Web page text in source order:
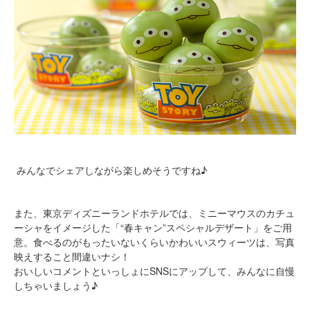
みんなでシェアしながら楽しめそうですね♪
また、東京ディズニーランドホテルでは、ミニーマウスのカチュ
ーシャをイメージした「“春キャン”スペシャルデザート」をご用
意。食べるのがもったいないくらいかわいいスウィーツは、写真
映えすること間違いナシ！
おいしいコメントといっしょにSNSにアップして、みんなに自慢
しちゃいましょう♪